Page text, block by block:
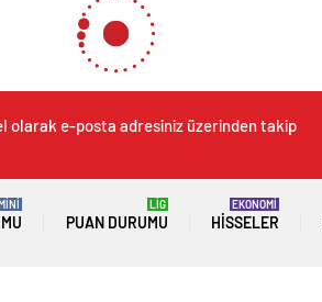
olarak e-posta adresiniz üzerinden takip
PUAN DURUMU
LİG
HISSELER
EKONOMİ